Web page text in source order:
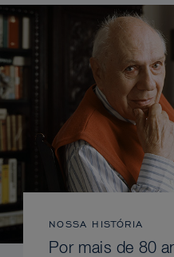
NOSSA HISTÓRIA
Por mais de 80